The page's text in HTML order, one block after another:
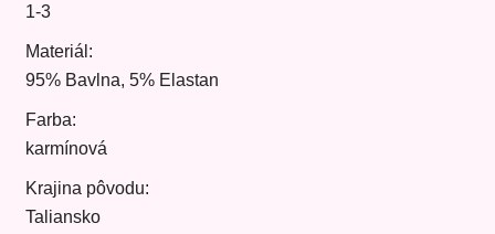
1-3
Materiál:
95% Bavlna, 5% Elastan
Farba:
karmínová
Krajina pôvodu:
Taliansko